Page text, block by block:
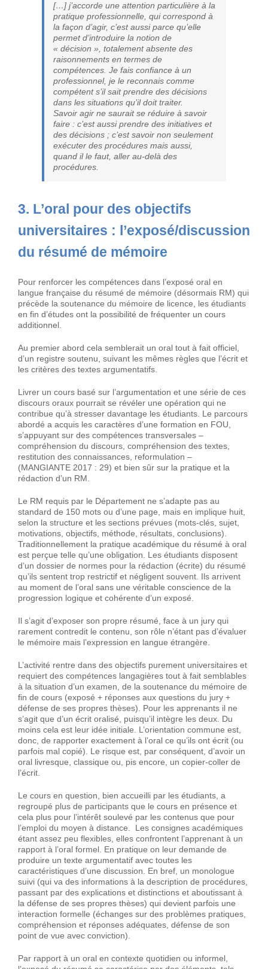
[…] j’accorde une attention particulière à la
pratique professionnelle, qui correspond à
la façon d’agir, c’est aussi parce qu’elle
permet d’introduire la notion de
« décision », totalement absente des
raisonnements en termes de
compétences. Je fais confiance à un
professionnel, je le reconnais comme
compétent s’il sait prendre des décisions
dans les situations qu’il doit traiter.
Savoir agir ne saurait se réduire à savoir
faire : c’est aussi prendre des initiatives et
des décisions ; c’est savoir non seulement
exécuter des procédures mais aussi,
quand il le faut, aller au-delà des
procédures.
3. L’oral pour des objectifs
universitaires : l’exposé/discussion
du résumé de mémoire
Pour renforcer les compétences dans l’exposé oral en
langue française du résumé de mémoire (désormais RM) qui
précède la soutenance du mémoire de licence, les étudiants
en fin d’études ont la possibilité de fréquenter un cours
additionnel.
Au premier abord cela semblerait un oral tout à fait officiel,
d’un registre soutenu, suivant les mêmes règles que l’écrit et
les critères des textes argumentatifs.
Livrer un cours basé sur l’argumentation et une série de ces
discours oraux pourrait se révéler une opération qui ne
contribue qu’à stresser davantage les étudiants. Le parcours
abordé a acquis les caractères d’une formation en FOU,
s’appuyant sur des compétences transversales –
compréhension du discours, compréhension des textes,
restitution des connaissances, reformulation –
(MANGIANTE 2017 : 29) et bien sûr sur la pratique et la
rédaction d’un RM.
Le RM requis par le Département ne s’adapte pas au
standard de 150 mots ou d’une page, mais en implique huit,
selon la structure et les sections prévues (mots-clés, sujet,
motivations, objectifs, méthode, résultats, conclusions).
Traditionnellement la pratique académique du résumé à oral
est perçue telle qu’une obligation. Les étudiants disposent
d’un dossier de normes pour la rédaction (écrite) du résumé
qu’ils sentent trop restrictif et négligent souvent. Ils arrivent
au moment de l’oral sans une véritable conscience de la
progression logique et cohérente d’un exposé.
Il s’agit d’exposer son propre résumé, face à un jury qui
rarement contredit le contenu, son rôle n’étant pas d’évaluer
le mémoire mais l’expression en langue étrangère.
L’activité rentre dans des objectifs purement universitaires et
requiert des compétences langagières tout à fait semblables
à la situation d’un examen, de la soutenance du mémoire de
fin de cours (exposé + réponses aux questions du jury +
défense de ses propres thèses). Pour les apprenants il ne
s’agit que d’un écrit oralisé, puisqu’il intègre les deux. Du
moins cela est leur idée initiale. L’orientation commune est,
donc, de rapporter exactement à l’oral ce qu’ils ont écrit (ou
parfois mal copié). Le risque est, par conséquent, d’avoir un
oral livresque, classique ou, pis encore, un copier-coller de
l’écrit.
Le cours en question, bien accueilli par les étudiants, a
regroupé plus de participants que le cours en présence et
cela plus pour l’intérêt soulevé par les contenus que pour
l’emploi du moyen à distance. Les consignes académiques
étant assez peu flexibles, elles confrontent l’apprenant à un
rapport à l’oral formel. En pratique on leur demande de
produire un texte argumentatif avec toutes les
caractéristiques d’une discussion. En bref, un monologue
suivi (qui va des informations à la description de procédures,
passant par des explications et distinctions et aboutissant à
la défense de ses propres thèses) qui devient parfois une
interaction formelle (échanges sur des problèmes pratiques,
compréhension et réponses adéquates, défense de son
point de vue avec conviction).
Par rapport à un oral en contexte quotidien ou informel,